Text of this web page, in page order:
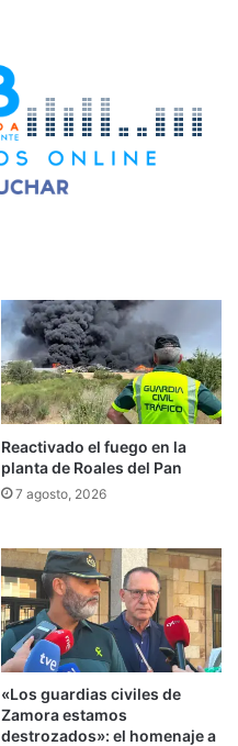
Reactivado el fuego en la
planta de Roales del Pan
7 agosto, 2026
«Los guardias civiles de
Zamora estamos
destrozados»: el homenaje a